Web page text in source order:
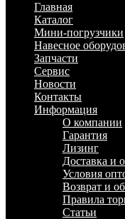
Главная
Каталог
Мини-погрузчики
Навесное
Запчасти
Сервис
Новости
Контакты
Информация
О компании
Гарантия
Лизинг
Доставка и
Условия
Возврат и
Правила
Статьи